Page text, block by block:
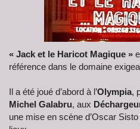
« Jack et le Haricot Magique »
référence dans le domaine
Il a été joué d’abord à l’Olympia,
Michel Galabru, aux
une mise en scène d’Oscar